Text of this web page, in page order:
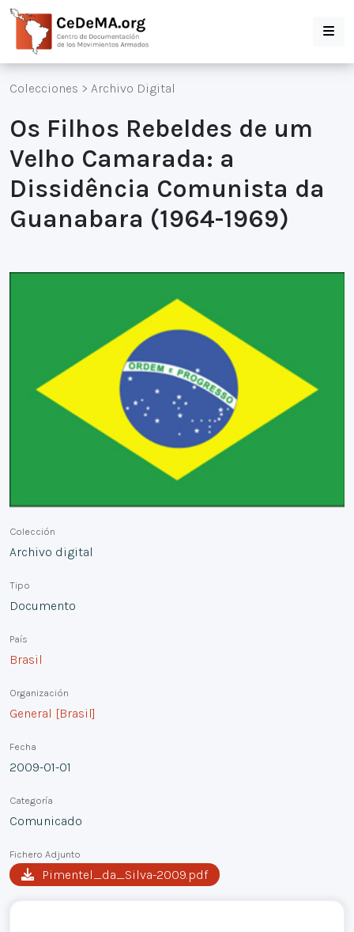
Colecciones > Archivo Digital
Os Filhos Rebeldes de um
Velho Camarada: a
Dissidência Comunista da
Guanabara (1964-1969)
Colección
Archivo digital
Tipo
Documento
País
Brasil
Organización
General [Brasil]
Fecha
2009-01-01
Categoría
Comunicado
Fichero Adjunto
Pimentel_da_Silva-2009.pdf